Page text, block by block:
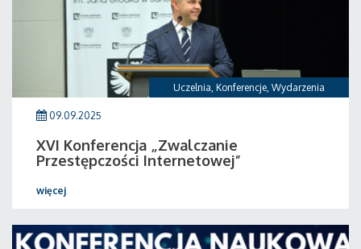
Uczelnia, Konferencje, Wydarzenia
09.09.2025
XVI Konferencja „Zwalczanie
Przestępczości Internetowej”
więcej